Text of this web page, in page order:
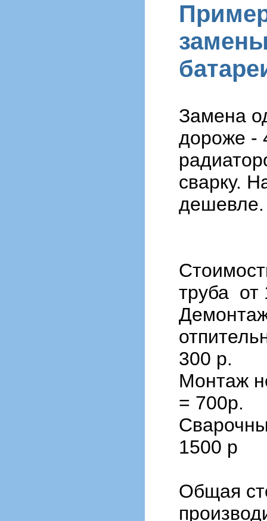
Замена
дороже -
сварку.
труба от
300 р.
Монтаж
= 700р.
1500 р
Общая